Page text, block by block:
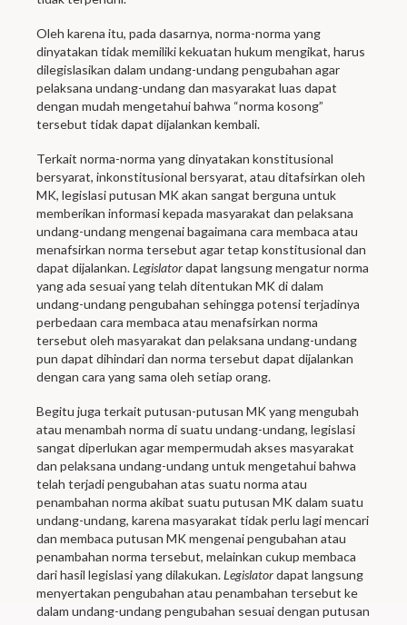
Oleh karena itu, pada dasarnya, norma-norma yang
dinyatakan tidak memiliki kekuatan hukum mengikat, harus
dilegislasikan dalam undang-undang pengubahan agar
pelaksana undang-undang dan masyarakat luas dapat
dengan mudah mengetahui bahwa “norma kosong”
tersebut tidak dapat dijalankan kembali.
Terkait norma-norma yang dinyatakan konstitusional
bersyarat, inkonstitusional bersyarat, atau ditafsirkan oleh
MK, legislasi putusan MK akan sangat berguna untuk
memberikan informasi kepada masyarakat dan pelaksana
undang-undang mengenai bagaimana cara membaca atau
menafsirkan norma tersebut agar tetap konstitusional dan
dapat dijalankan.Legislatordapat langsung mengatur norma
yang ada sesuai yang telah ditentukan MK di dalam
undang-undang pengubahan sehingga potensi terjadinya
perbedaan cara membaca atau menafsirkan norma
tersebut oleh masyarakat dan pelaksana undang-undang
pun dapat dihindari dan norma tersebut dapat dijalankan
dengan cara yang sama oleh setiap orang.
Begitu juga terkait putusan-putusan MK yang mengubah
atau menambah norma di suatu undang-undang, legislasi
sangat diperlukan agar mempermudah akses masyarakat
dan pelaksana undang-undang untuk mengetahui bahwa
telah terjadi pengubahan atas suatu norma atau
penambahan norma akibat suatu putusan MK dalam suatu
undang-undang, karena masyarakat tidak perlu lagi mencari
dan membaca putusan MK mengenai pengubahan atau
penambahan norma tersebut, melainkan cukup membaca
dari hasil legislasi yang dilakukan.Legislatordapat langsung
menyertakan pengubahan atau penambahan tersebut ke
dalam undang-undang pengubahan sesuai dengan putusan